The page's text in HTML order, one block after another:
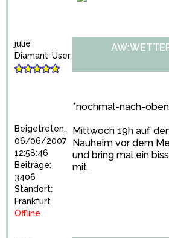
julie
Diamant-User
Beigetreten:
06/06/2007
12:58:46
Beiträge:
3406
Standort:
Frankfurt
Offline
*nochmal-nach-
Mittwoch 19h auf
Nauheim vor dem
und bring mal ein
mit.